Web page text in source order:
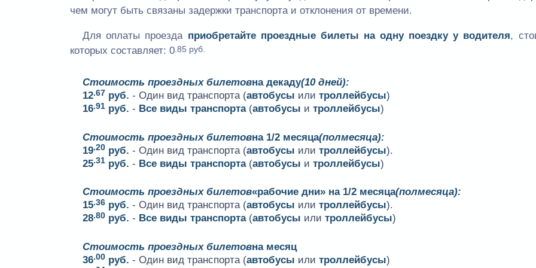
чем могут быть связаны задержки транспорта и отклонения от времени.
Для оплаты проезда приобретайте проездные билеты на одну поездку у водителя,
которых составляет: 0 .85 руб.
Стоимость проездных билетовна декаду(10 дней):
12.67 руб. - Один вид транспорта (автобусы илитроллейбусы)
16.91 руб. - Все виды транспорта(автобусы итроллейбусы)
Стоимость проездных билетовна 1/2 месяца(полмесяца):
19.20 руб. - Один вид транспорта (автобусы илитроллейбусы).
25.31 руб. - Все виды транспорта(автобусы итроллейбусы)
Стоимость проездных билетов«рабочие дни» на 1/2 месяца(полмесяца):
15.36 руб. - Один вид транспорта (автобусы илитроллейбусы).
28.80 руб. - Все виды транспорта(автобусы илитроллейбусы)
Стоимость проездных билетовна месяц
36.00 руб. - Один вид транспорта (автобусы илитроллейбусы)